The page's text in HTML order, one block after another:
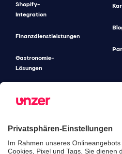
Shopify-
Integration
Finanzdienstleistungen
Gastronomie-
Lösungen
Commerce
Preise